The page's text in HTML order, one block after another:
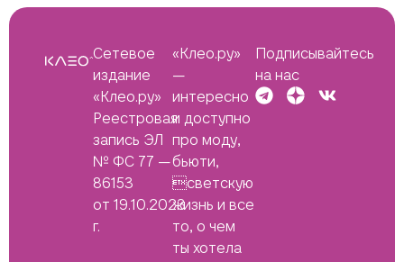
Сетевое
издание
«Клео.ру»
Реестровая
запись ЭЛ
№ ФС 77 —
86153
от 19.10.2023
г.
«Клео.ру»
—
интересно
и доступно
про моду,
бьюти,
светскую
жизнь и все
то, о чем
ты хотела
Подписывайтесь
на нас